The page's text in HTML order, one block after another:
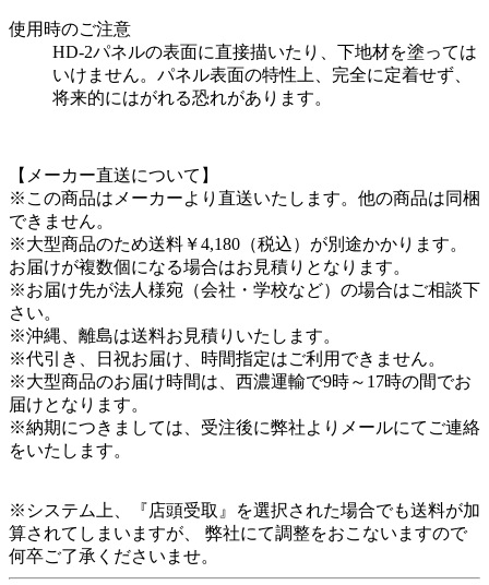
使用時のご注意
HD-2パネルの表面に直接描いたり、下地材を塗っては
いけません。パネル表面の特性上、完全に定着せず、
将来的にはがれる恐れがあります。
【メーカー直送について】
※この商品はメーカーより直送いたします。他の商品は同梱
できません。
※大型商品のため送料￥4,180（税込）が別途かかります。
お届けが複数個になる場合はお見積りとなります。
※お届け先が法人様宛（会社・学校など）の場合はご相談下
さい。
※沖縄、離島は送料お見積りいたします。
※代引き、日祝お届け、時間指定はご利用できません。
※大型商品のお届け時間は、西濃運輸で9時～17時の間でお
届けとなります。
※納期につきましては、受注後に弊社よりメールにてご連絡
をいたします。
※システム上、『店頭受取』を選択された場合でも送料が加
算されてしまいますが、 弊社にて調整をおこないますので
何卒ご了承くださいませ。